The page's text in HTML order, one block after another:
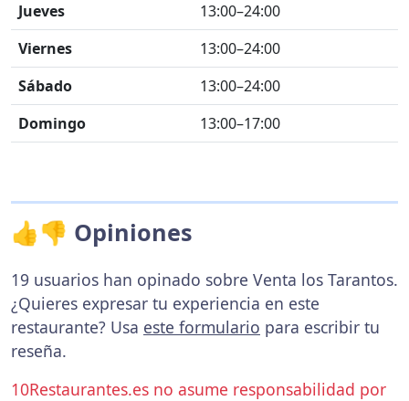
Jueves
13:00–24:00
Viernes
13:00–24:00
Sábado
13:00–24:00
Domingo
13:00–17:00
👍👎 Opiniones
19 usuarios han opinado sobre Venta los Tarantos.
¿Quieres expresar tu experiencia en este
restaurante? Usa este formulario para escribir tu
reseña.
10Restaurantes.es no asume responsabilidad por